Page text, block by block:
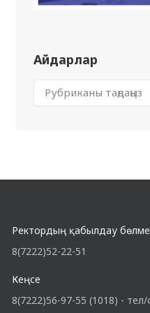
Айдарлар
Ректордың қабылдау
8(7222)52-22-51
Кеңсе
8(7222)56-97-55 (1018) -